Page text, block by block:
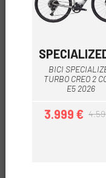
BICI
TURBO CREO 2
E5 2026
3.999 €